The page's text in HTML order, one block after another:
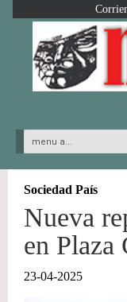
Sociedad País
Nueva
en Plaza
23-04-2025